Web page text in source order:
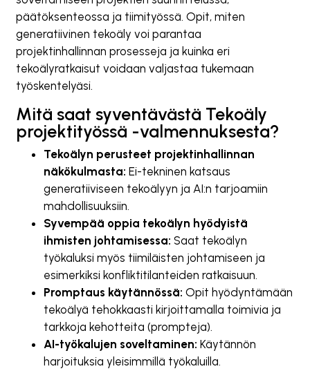
päätöksenteossa ja tiimityössä. Opit, miten
generatiivinen tekoäly voi parantaa
projektinhallinnan prosesseja ja kuinka eri
tekoälyratkaisut voidaan valjastaa tukemaan
työskentelyäsi.
Mitä saat syventävästä Tekoäly
projektityössä -valmennuksesta?
Tekoälyn perusteet projektinhallinnan
näkökulmasta: Ei-tekninen katsaus
generatiiviseen tekoälyyn ja AI:n tarjoamiin
mahdollisuuksiin.
Syvempää oppia tekoälyn hyödyistä
ihmisten johtamisessa: Saat tekoälyn
työkaluksi myös tiimiläisten johtamiseen ja
esimerkiksi konfliktitilanteiden ratkaisuun.
Promptaus käytännössä: Opit hyödyntämään
tekoälyä tehokkaasti kirjoittamalla toimivia ja
tarkkoja kehotteita (prompteja).
AI-työkalujen soveltaminen: Käytännön
harjoituksia yleisimmillä työkaluilla.